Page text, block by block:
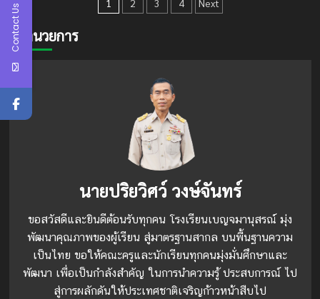
ชุมชน”
แข่งขัน
ดาว
ที่
8
1 2 3 4 Next
ผู้อำนวยการ
นายปริยวิศว์ วงษ์จันทร์
ขอสวัสดีและยินดีต้อนรับทุกคน โรงเรียนเบญจมานุสรณ์ มุ่ง
พัฒนาคุณภาพของผู้เรียน สู่มาตรฐานสากล บนพื้นฐานความ
เป็นไทย ขอให้คณะครูและนักเรียนทุกคนมุ่งมั่นศึกษาและ
พัฒนา เพื่อเป็นกำลังสำคัญ ในการนำความรู้ ประสบการณ์ ไป
สู่การผลักดันให้ประเทศชาติเจริญก้าวหน้าสืบไป
Contact Us